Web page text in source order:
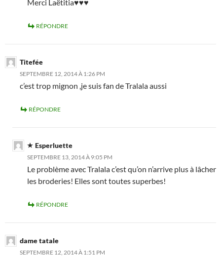
Merci Laëtitia♥♥♥
RÉPONDRE
Titefée
SEPTEMBRE 12, 2014 À 1:26 PM
c’est trop mignon ,je suis fan de Tralala aussi
RÉPONDRE
Esperluette
SEPTEMBRE 13, 2014 À 9:05 PM
Le problème avec Tralala c’est qu’on n’arrive plus à lâcher
les broderies! Elles sont toutes superbes!
RÉPONDRE
dame tatale
SEPTEMBRE 12, 2014 À 1:51 PM